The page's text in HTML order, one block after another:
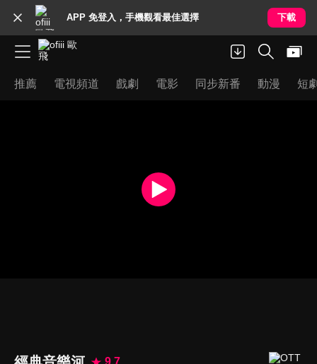
APP 免登入，手機觀看最佳選擇 下載
推薦 電視頻道 戲劇 電影 同步新番 動漫 短
9.7